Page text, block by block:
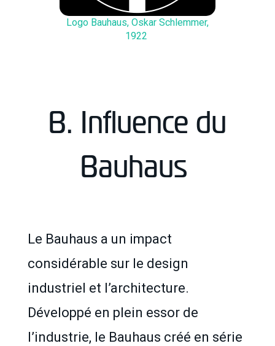
Logo Bauhaus, Oskar Schlemmer,
1922
B. Influence du
Bauhaus
Le Bauhaus a un impact
considérable sur le design
industriel et l’architecture.
Développé en plein essor de
l’industrie, le Bauhaus créé en série